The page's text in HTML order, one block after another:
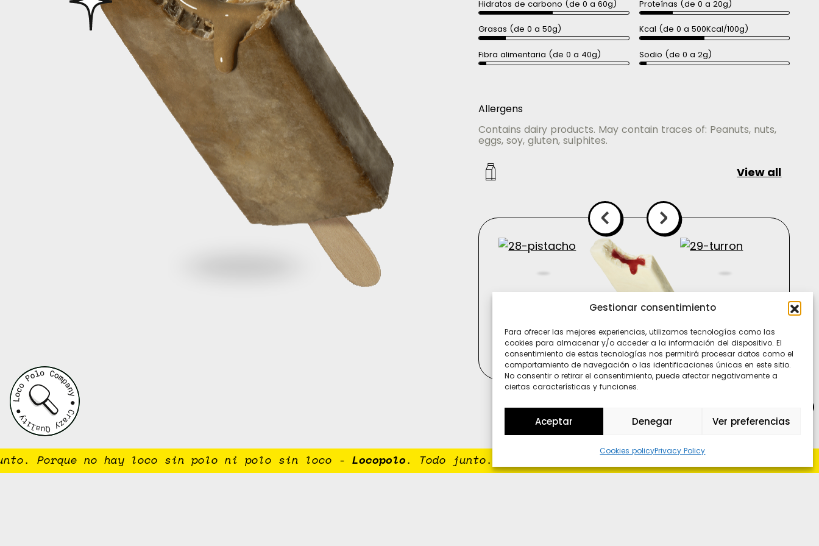
Gestionar consentimiento
Para ofrecer las mejores experiencias, utilizamos tecnologías como las
cookies para almacenar y/o acceder a la información del dispositivo. El
consentimiento de estas tecnologías nos permitirá procesar datos como el
comportamiento de navegación o las identificaciones únicas en este sitio.
No consentir o retirar el consentimiento, puede afectar negativamente a
ciertas características y funciones.
Aceptar Denegar Ver preferencias
Cookies policyPrivacy Policy
Hidratos de carbono (de 0 a 60g) Proteínas (de 0 a 20g)
Grasas (de 0 a 50g) Kcal (de 0 a 500Kcal/100g)
Fibra alimentaria (de 0 a 40g) Sodio (de 0 a 2g)
Allergens
Contains dairy products. May contain traces of: Peanuts, nuts,
eggs, soy, gluten, sulphites.
View all
Porque no hay loco sin polo ni polo sin loco- Locopolo. Todo junto. Porque no hay loco sin polo ni polo sin loco